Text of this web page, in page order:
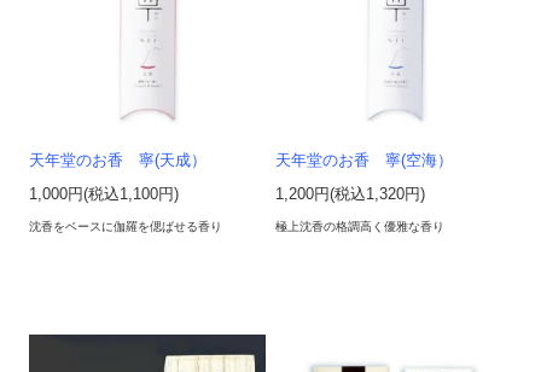
天年堂のお香 寧(天成）
1,000円(税込1,100円)
沈香をベースに伽羅を偲ばせる香り
天年堂のお香 寧(空海）
1,200円(税込1,320円)
極上沈香の格調高く優雅な香り